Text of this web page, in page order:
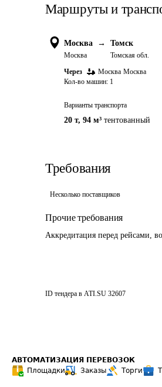
Маршруты и
Москва →
Москва
Томск
Томская обл.
Через Москва Москва
Кол-во машин: 1
Варианты транспорта
20 т, 94 м³ тентованный
Требования
Несколько поставщиков
Прочие требования
Аккредитация перед рейсами,
ID тендера в ATI.SU 32607
АВТОМАТИЗАЦИЯ ПЕРЕВОЗОК
Площадки
Заказы Торги